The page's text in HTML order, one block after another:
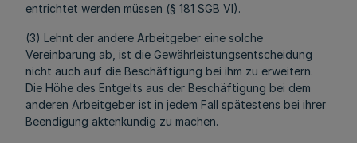
entrichtet werden müssen (§ 181 SGB VI).
(3) Lehnt der andere Arbeitgeber eine solche
Vereinbarung ab, ist die Gewährleistungsentscheidung
nicht auch auf die Beschäftigung bei ihm zu erweitern.
Die Höhe des Entgelts aus der Beschäftigung bei dem
anderen Arbeitgeber ist in jedem Fall spätestens bei ihrer
Beendigung aktenkundig zu machen.